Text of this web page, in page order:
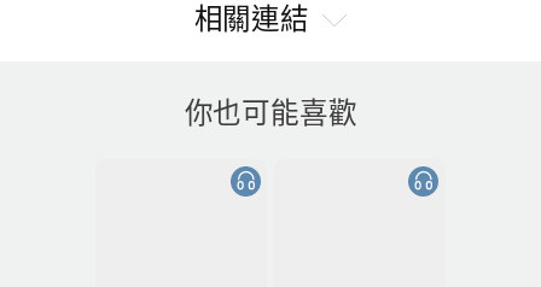
相關連結
你也可能喜歡